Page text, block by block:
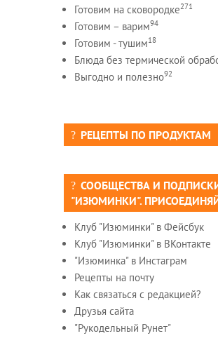
Готовим на сковородке271
Готовим – варим94
Готовим - тушим18
Блюда без термической
Выгодно и полезно92
РЕЦЕПТЫ ПО ПРОДУКТАМ
СООБЩЕСТВА И
"ИЗЮМИНКИ".
Клуб "Изюминки" в Фейсбук
Клуб "Изюминки" в ВКонтакте
"Изюминка" в Инстаграм
Рецепты на почту
Как связаться с редакцией?
Друзья сайта
"Рукодельный Рунет"